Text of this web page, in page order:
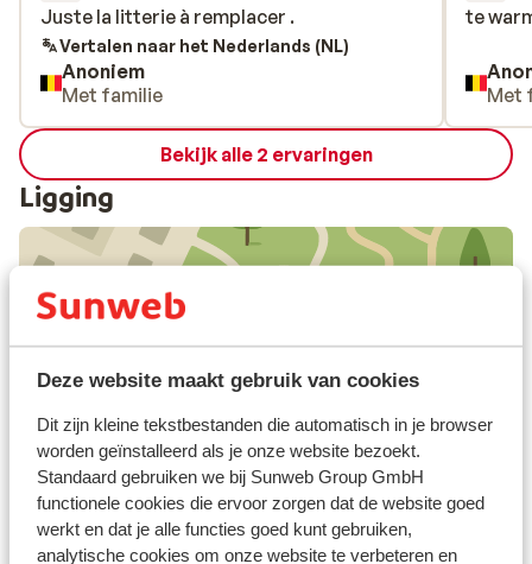
Deze website maakt gebruik van cookies
Dit zijn kleine tekstbestanden die automatisch in je browser
worden geïnstalleerd als je onze website bezoekt.
Standaard gebruiken we bij Sunweb Group GmbH
functionele cookies die ervoor zorgen dat de website goed
werkt en dat je alle functies goed kunt gebruiken,
analytische cookies om onze website te verbeteren en
Juste la litterie à remplacer .
Juste la litterie à remplacer .
Vertalen naar het Nederlands (NL)
Anoniem
Met familie
te
te
Met
Bekijk alle 2 ervaringen
Ligging
In de buurt
Rustig gelegen